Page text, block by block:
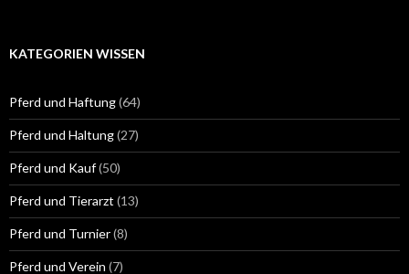
KATEGORIEN WISSEN
Pferd und Haftung(64)
Pferd und Haltung(27)
Pferd und Kauf(50)
Pferd und Tierarzt (13)
Pferd und Turnier(8)
Pferd und Verein (7)